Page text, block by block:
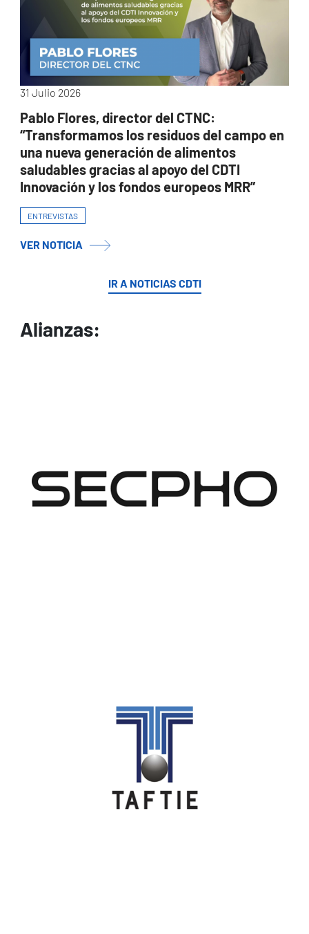
31 Julio 2026
Pablo Flores, director del CTNC:
“Transformamos los residuos del campo en
una nueva generación de alimentos
saludables gracias al apoyo del CDTI
Innovación y los fondos europeos MRR”
ENTREVISTAS
VER NOTICIA
IR A NOTICIAS CDTI
Alianzas: